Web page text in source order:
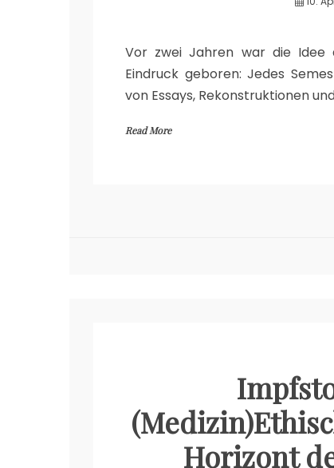
Vor zwei Jahren war die Idee
Eindruck geboren: Jedes
von Essays, Rekonstruktionen
Read More
Horizont